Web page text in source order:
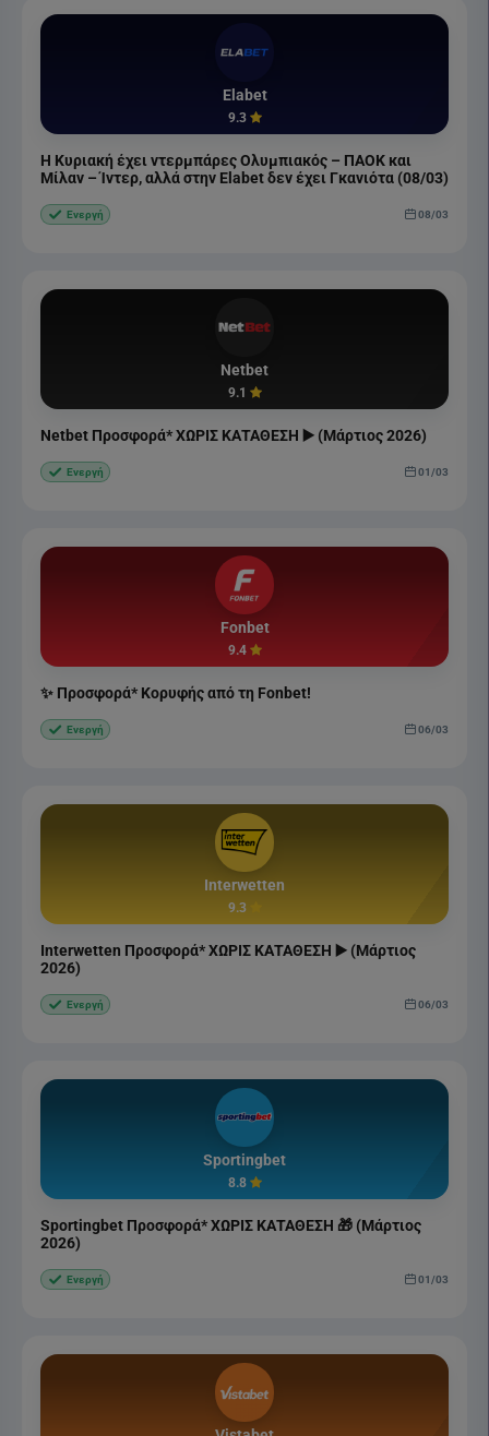
Elabet
9.3
Η Κυριακή έχει ντερμπάρες Ολυμπιακός – ΠΑΟΚ και
Μίλαν – Ίντερ, αλλά στην Elabet δεν έχει Γκανιότα (08/03)
Ενεργή 08/03
Netbet
9.1
Netbet Προσφορά* ΧΩΡΙΣ ΚΑΤΑΘΕΣΗ ▶️ (Μάρτιος 2026)
Ενεργή 01/03
Fonbet
9.4
✨ Προσφορά* Κορυφής από τη Fonbet!
Ενεργή 06/03
Interwetten
9.3
Interwetten Προσφορά* ΧΩΡΙΣ ΚΑΤΑΘΕΣΗ ▶️ (Μάρτιος
2026)
Ενεργή 06/03
Sportingbet
8.8
Sportingbet Προσφορά* ΧΩΡΙΣ ΚΑΤΑΘΕΣΗ 🎁 (Μάρτιος
2026)
Ενεργή 01/03